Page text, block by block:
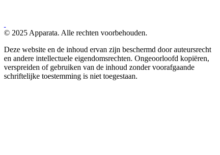
© 2025 Apparata. Alle rechten voorbehouden.
Deze website en de inhoud ervan zijn beschermd door auteursrecht
en andere intellectuele eigendomsrechten. Ongeoorloofd kopiëren,
verspreiden of gebruiken van de inhoud zonder voorafgaande
schriftelijke toestemming is niet toegestaan.